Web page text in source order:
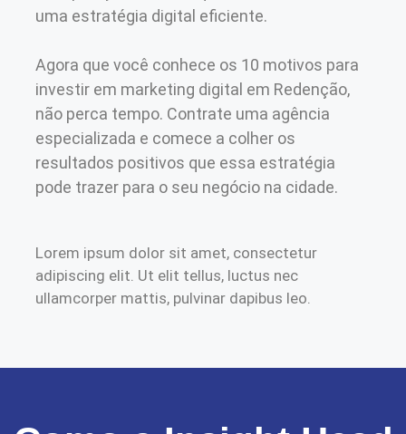
uma estratégia digital eficiente.
Agora que você conhece os 10 motivos para
investir em marketing digital em Redenção,
não perca tempo. Contrate uma agência
especializada e comece a colher os
resultados positivos que essa estratégia
pode trazer para o seu negócio na cidade.
Lorem ipsum dolor sit amet, consectetur
adipiscing elit. Ut elit tellus, luctus nec
ullamcorper mattis, pulvinar dapibus leo.